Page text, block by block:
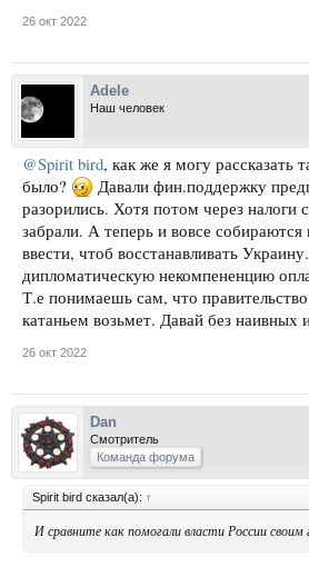
26 окт 2022
Adele
Наш человек
@Spirit bird, как же я могу рассказать
было?
Давали фин.поддержку
разорились. Хотя потом через налоги
забрали. А теперь и вовсе собираются
ввести, чтоб восстанавливать
дипломатическую некомпененцию
Т.е понимаешь сам, что
катаньем возьмет. Давай без наивных
26 окт 2022
Dan
Смотритель
Команда форума
Spirit bird сказал(а): ↑
И сравните как помогали власти России